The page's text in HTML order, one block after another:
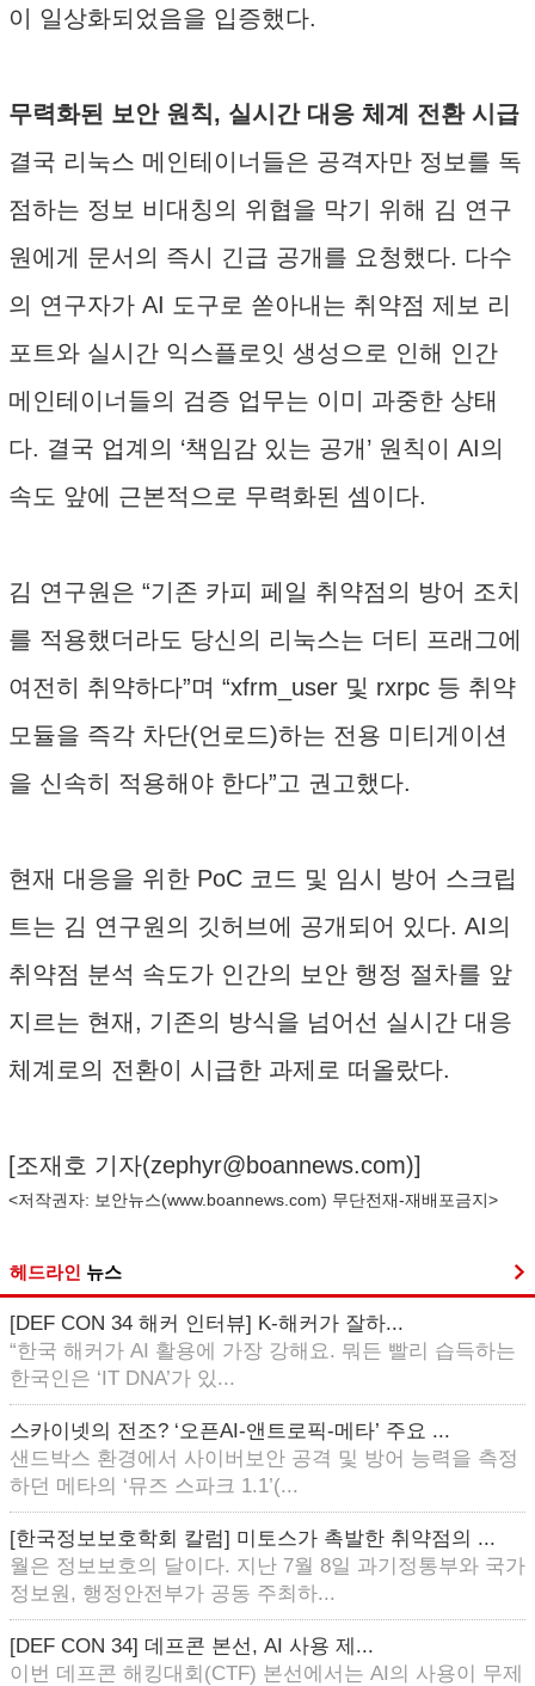
이 일상화되었음을 입증했다.
무력화된 보안 원칙, 실시간 대응 체계 전환 시급
결국 리눅스 메인테이너들은 공격자만 정보를 독
점하는 정보 비대칭의 위협을 막기 위해 김 연구
원에게 문서의 즉시 긴급 공개를 요청했다. 다수
의 연구자가 AI 도구로 쏟아내는 취약점 제보 리
포트와 실시간 익스플로잇 생성으로 인해 인간
메인테이너들의 검증 업무는 이미 과중한 상태
다. 결국 업계의 ‘책임감 있는 공개’ 원칙이 AI의
속도 앞에 근본적으로 무력화된 셈이다.
김 연구원은 “기존 카피 페일 취약점의 방어 조치
를 적용했더라도 당신의 리눅스는 더티 프래그에
여전히 취약하다”며 “xfrm_user 및 rxrpc 등 취약
모듈을 즉각 차단(언로드)하는 전용 미티게이션
을 신속히 적용해야 한다”고 권고했다.
현재 대응을 위한 PoC 코드 및 임시 방어 스크립
트는 김 연구원의 깃허브에 공개되어 있다. AI의
취약점 분석 속도가 인간의 보안 행정 절차를 앞
지르는 현재, 기존의 방식을 넘어선 실시간 대응
체계로의 전환이 시급한 과제로 떠올랐다.
[조재호 기자(zephyr@boannews.com)]
<저작권자: 보안뉴스(www.boannews.com) 무단전재-재배포금지>
헤드라인 뉴스
[DEF CON 34 해커 인터뷰] K-해커가 잘하...
“한국 해커가 AI 활용에 가장 강해요. 뭐든 빨리 습득하는
한국인은 ‘IT DNA’가 있...
스카이넷의 전조? ‘오픈AI-앤트로픽-메타’ 주요 ...
샌드박스 환경에서 사이버보안 공격 및 방어 능력을 측정
하던 메타의 ‘뮤즈 스파크 1.1’(...
[한국정보보호학회 칼럼] 미토스가 촉발한 취약점의 ...
월은 정보보호의 달이다. 지난 7월 8일 과기정통부와 국가
정보원, 행정안전부가 공동 주최하...
[DEF CON 34] 데프콘 본선, AI 사용 제...
이번 데프콘 해킹대회(CTF) 본선에서는 AI의 사용이 무제